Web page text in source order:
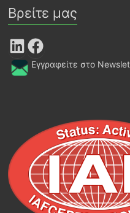
Βρείτε μας
LinkedIn Facebook
Εγγραφείτε στο